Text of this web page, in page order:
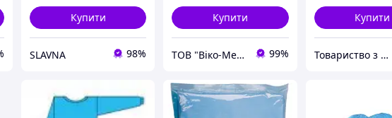
Купити
SLAVNA 98%
Купити
ТОВ "Віко-Мед" 99%
Купити
Товариство з обмеженою відповідальністю "МТВ - ФАРМ"